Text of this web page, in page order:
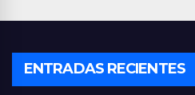
ENTRADAS RECIENTES